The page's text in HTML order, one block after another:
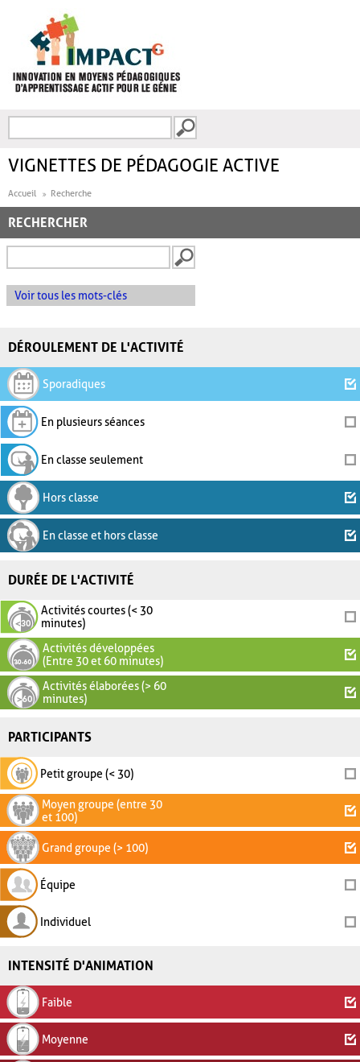
FORMULAIRE DE
VIGNETTES DE PÉDAGOGIE ACTIVE
Accueil Recherche
RECHERCHER
Voir tous les mots-clés
DÉROULEMENT DE L'ACTIVITÉ
Sporadiques
En plusieurs séances
En classe seulement
Hors classe
En classe et hors classe
DURÉE DE L'ACTIVITÉ
Activités courtes (< 30
minutes)
Activités développées
(Entre 30 et 60 minutes)
Activités élaborées (> 60
minutes)
PARTICIPANTS
Petit groupe (< 30)
Moyen groupe (entre 30
et 100)
Grand groupe (> 100)
Équipe
Individuel
INTENSITÉ D'ANIMATION
Faible
Moyenne